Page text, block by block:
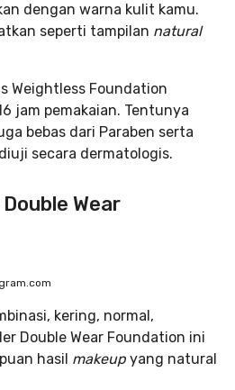
dengan warna kulit kamu.
seperti tampilan natural
Weightless Foundation
jam pemakaian. Tentunya
bebas dari Paraben serta
secara dermatologis.
Wear
kering, normal,
Double Wear Foundation ini
hasil makeup yang natural